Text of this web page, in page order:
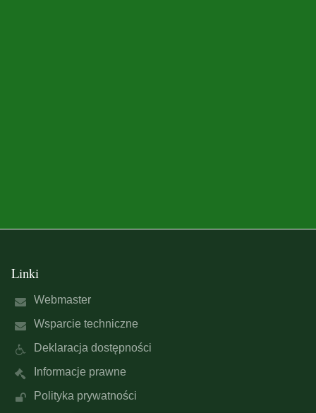
Linki
Webmaster
Wsparcie techniczne
Deklaracja dostępności
Informacje prawne
Polityka prywatności